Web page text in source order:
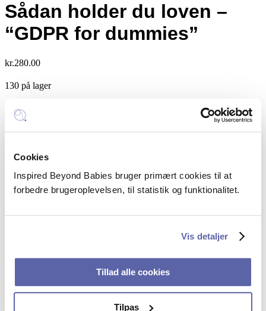
Cookies
Inspired Beyond Babies bruger primært cookies til at
forbedre brugeroplevelsen, til statistik og funktionalitet.
Vis detaljer
Tillad alle cookies
Tilpas
Sådan holder du loven –
“GDPR for dummies”
kr.280.00
130 på lager
Sådan
holder
"GDPR
for
dummies"
quantity
Tilføj til kurv
Kategori:
Telefon:+45 5385 5351